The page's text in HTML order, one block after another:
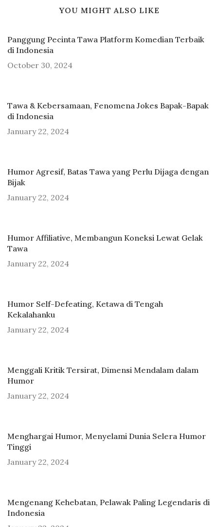
YOU MIGHT ALSO LIKE
Panggung Pecinta Tawa Platform Komedian Terbaik
di Indonesia
October 30, 2024
Tawa & Kebersamaan, Fenomena Jokes Bapak-Bapak
di Indonesia
January 22, 2024
Humor Agresif, Batas Tawa yang Perlu Dijaga dengan
Bijak
January 22, 2024
Humor Affiliative, Membangun Koneksi Lewat Gelak
Tawa
January 22, 2024
Humor Self-Defeating, Ketawa di Tengah
Kekalahanku
January 22, 2024
Menggali Kritik Tersirat, Dimensi Mendalam dalam
Humor
January 22, 2024
Menghargai Humor, Menyelami Dunia Selera Humor
Tinggi
January 22, 2024
Mengenang Kehebatan, Pelawak Paling Legendaris di
Indonesia